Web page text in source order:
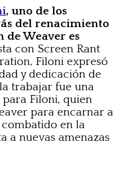
, uno de los
del renacimiento
de Weaver es
con Screen Rant
Filoni expresó
y dedicación de
trabajar fue una
Filoni, quien
para encarnar a
en la
a nuevas amenazas